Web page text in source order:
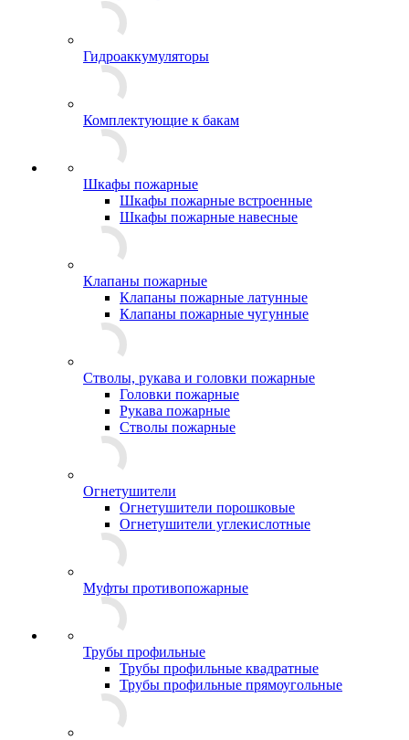
Гидроаккумуляторы
Комплектующие к бакам
Шкафы пожарные
Шкафы пожарные встроенные
Шкафы пожарные навесные
Клапаны пожарные
Клапаны пожарные латунные
Клапаны пожарные чугунные
Стволы, рукава и головки пожарные
Головки пожарные
Рукава пожарные
Стволы пожарные
Огнетушители
Огнетушители порошковые
Огнетушители углекислотные
Муфты противопожарные
Трубы профильные
Трубы профильные квадратные
Трубы профильные прямоугольные